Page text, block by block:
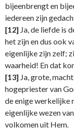
bijeenbrengt en
iedereen zijn
[12] Ja, de liefde is
het zijn en dus ook
eigenlijke zijn zelf;
waarheid! En dat
[13] Ja, grote,
hogepriester van
de enige werkelijke
eigenlijke wezen
volkomen uit Hem.